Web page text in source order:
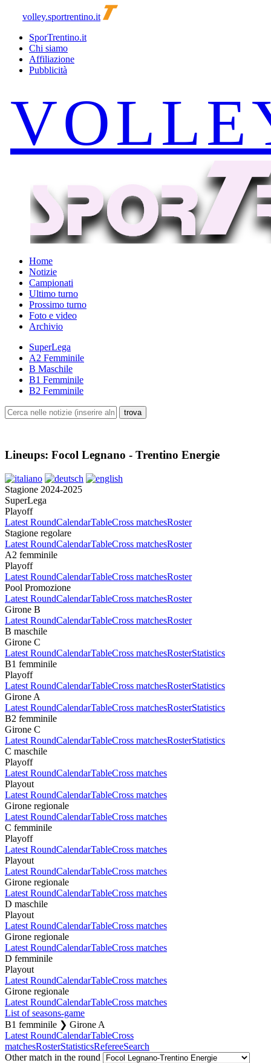
volley.sportrentino.it
SporTrentino.it
Chi siamo
Affiliazione
Pubblicità
Home
Notizie
Campionati
Ultimo turno
Prossimo turno
Foto e video
Archivio
SuperLega
A2 Femminile
B Maschile
B1 Femminile
B2 Femminile
Lineups: Focol Legnano - Trentino Energie
Stagione 2024-2025
SuperLega
Playoff
Latest RoundCalendarTableCross matchesRoster
Stagione regolare
Latest RoundCalendarTableCross matchesRoster
A2 femminile
Playoff
Latest RoundCalendarTableCross matchesRoster
Pool Promozione
Latest RoundCalendarTableCross matchesRoster
Girone B
Latest RoundCalendarTableCross matchesRoster
B maschile
Girone C
Latest RoundCalendarTableCross matchesRosterStatistics
B1 femminile
Playoff
Latest RoundCalendarTableCross matchesRosterStatistics
Girone A
Latest RoundCalendarTableCross matchesRosterStatistics
B2 femminile
Girone C
Latest RoundCalendarTableCross matchesRosterStatistics
C maschile
Playoff
Latest RoundCalendarTableCross matches
Playout
Latest RoundCalendarTableCross matches
Girone regionale
Latest RoundCalendarTableCross matches
C femminile
Playoff
Latest RoundCalendarTableCross matches
Playout
Latest RoundCalendarTableCross matches
Girone regionale
Latest RoundCalendarTableCross matches
D maschile
Playout
Latest RoundCalendarTableCross matches
Girone regionale
Latest RoundCalendarTableCross matches
D femminile
Playout
Latest RoundCalendarTableCross matches
Girone regionale
Latest RoundCalendarTableCross matches
List of seasons-game
B1 femminile ❯ Girone A
Latest RoundCalendarTableCross
matchesRosterStatisticsRefereeSearch
Other match in the round